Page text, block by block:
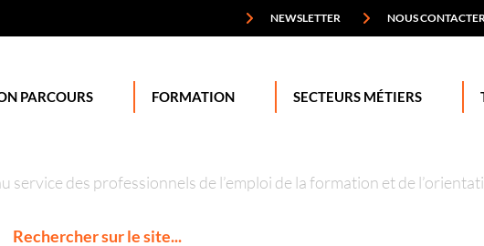
NEWSLETTER NOUS
PARCOURS FORMATION SECTEURS MÉTIERS
service des professionnels de l’emploi de la formation et de